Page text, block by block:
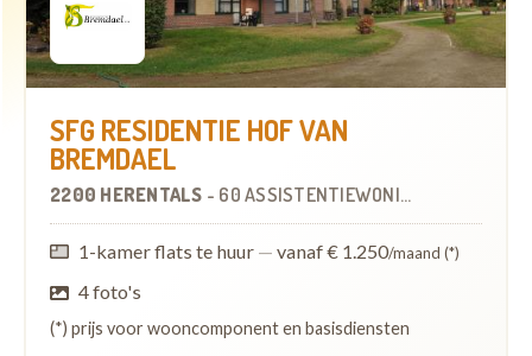
SFG RESIDENTIE HOF VAN
BREMDAEL
2200 HERENTALS - 60 ASSISTENTIEWONINGEN
1-kamer flats te huur — vanaf € 1.250/maand (*)
4 foto's
(*) prijs voor wooncomponent en basisdiensten